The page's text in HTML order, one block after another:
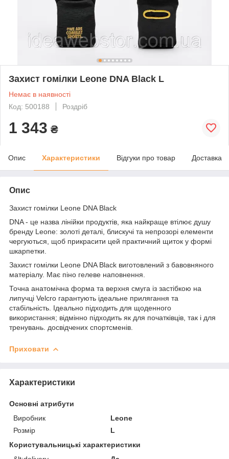
Захист гомілки Leone DNA Black L
Немає в наявності
Код: 500188
Роздріб
1 343 ₴
Опис Характеристики Відгуки про товар Доставка
Опис
Захист гомілки Leone DNA Black
DNA - це назва лінійки продуктів, яка найкраще втілює душу
бренду Leone: золоті деталі, блискучі та непрозорі елементи
чергуються, щоб прикрасити цей практичний щиток у формі
шкарпетки.
Захист гомілки Leone DNA Black виготовлений з бавовняного
матеріалу. Має піно гелеве наповнення.
Точна анатомічна форма та верхня смуга із застібкою на
липучці Velcro гарантують ідеальне прилягання та
стабільність. Ідеально підходить для щоденного
використання; відмінно підходить як для початківців, так і для
тренувань. досвідчених спортсменів.
Приховати
Характеристики
Основні атрибути
Виробник
Leone
Розмір
L
Користувальницькі характеристики